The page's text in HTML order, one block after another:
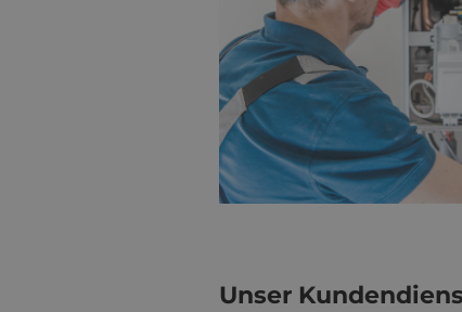
Unser